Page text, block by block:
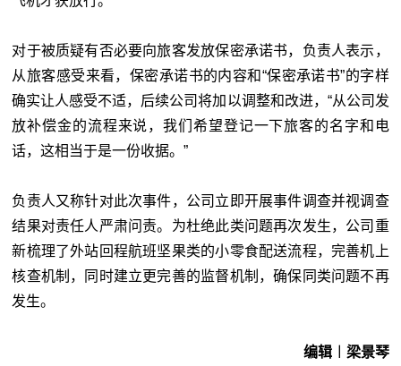
对于被质疑有否必要向旅客发放保密承诺书，负责人表示，
从旅客感受来看，保密承诺书的内容和“保密承诺书”的字样
确实让人感受不适，后续公司将加以调整和改进，“从公司发
放补偿金的流程来说，我们希望登记一下旅客的名字和电
话，这相当于是一份收据。”
负责人又称针对此次事件，公司立即开展事件调查并视调查
结果对责任人严肃问责。为杜绝此类问题再次发生，公司重
新梳理了外站回程航班坚果类的小零食配送流程，完善机上
核查机制，同时建立更完善的监督机制，确保同类问题不再
发生。
编辑︱梁景琴